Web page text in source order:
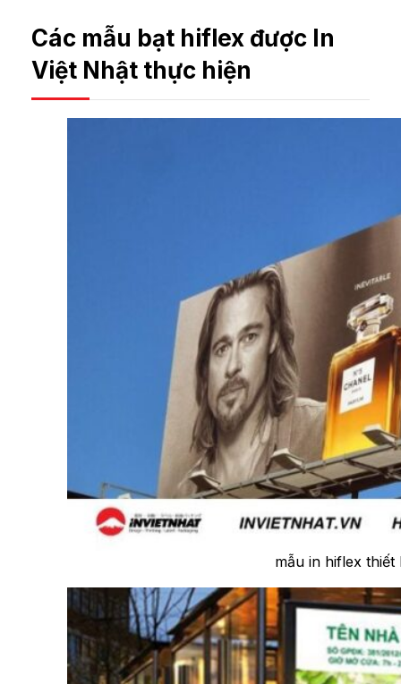
Các mẫu bạt hiflex được In
Việt Nhật thực hiện
mẫu in hiflex